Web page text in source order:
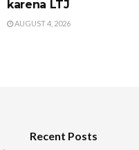
karena LTJ
AUGUST 4, 2026
Recent Posts